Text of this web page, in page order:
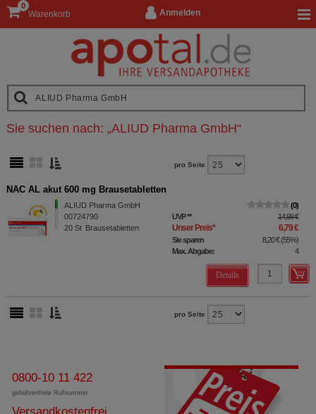
Anmelden
Warenkorb
0
Sie suchen nach: „ALIUD Pharma GmbH“
pro Seite
NAC AL akut 600 mg Brausetabletten
ALIUD Pharma GmbH
00724790
20 St Brausetabletten
0
UVP** 14,99 €
Unser Preis* 6,79 €
Sie sparen 8,20 €(55%)
Max. Abgabe:
4
Details
pro Seite
0800-10 11 422
gebührenfreie Rufnummer